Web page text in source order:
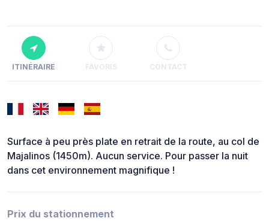
ITINÉRAIRE FAVORIS CONTACT
Surface à peu près plate en retrait de la route, au col de
Majalinos (1450m). Aucun service. Pour passer la nuit
dans cet environnement magnifique !
Prix du stationnement